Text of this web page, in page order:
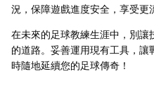
況，保障遊戲進度安全，享受更
在未來的足球教練生涯中，別讓
的道路。妥善運用現有工具，
時隨地延續您的足球傳奇！